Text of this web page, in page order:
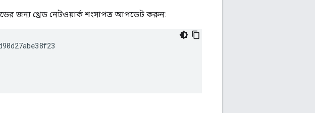
জন্য থ্রেড নেটওয়ার্ক শংসাপত্র আপডেট করুন: